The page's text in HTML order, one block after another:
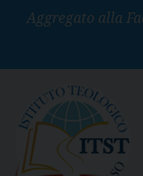
p
Aggregato alla